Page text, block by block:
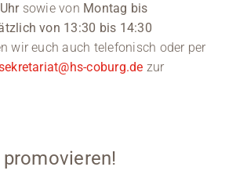
sowie von Montag bis
von 13:30 bis 14:30
wir euch auch telefonisch oder per
coburg.de zur